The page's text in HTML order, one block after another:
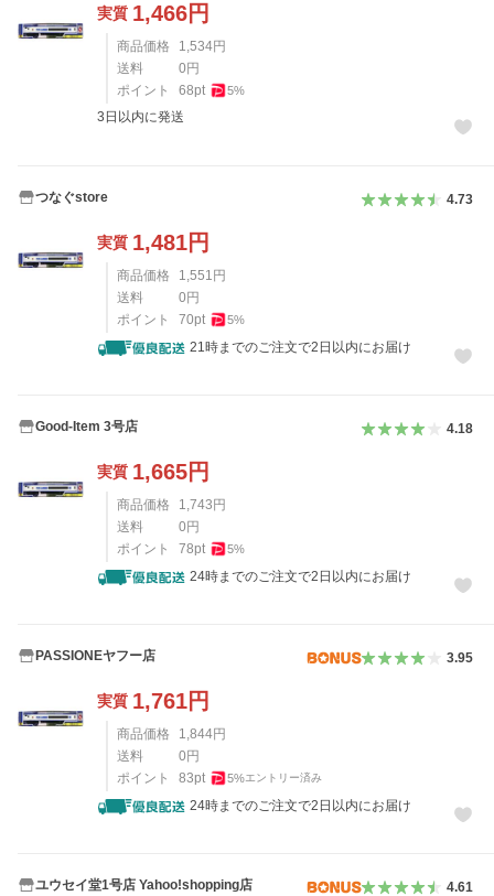
実質 1,466円
商品価格 1,534円
送料
0 円
ポイント
68pt 5%
3日以内に発送
つなぐstore 4.73
実質 1,481円
商品価格 1,551 円
送料
0 円
ポイント
70pt 5%
21時までのご注文で2日以内にお届け
Good-Item 3号店 4.18
実質 1,665円
商品価格 1,743 円
送料
0 円
ポイント
78pt 5%
24時までのご注文で2日以内にお届け
PASSIONEヤフー店 3.95
実質 1,761円
商品価格 1,844円
送料
0 円
ポイント
83pt 5%エントリー済み
24時までのご注文で2日以内にお届け
ユウセイ堂1号店 Yahoo!shopping店 4.61